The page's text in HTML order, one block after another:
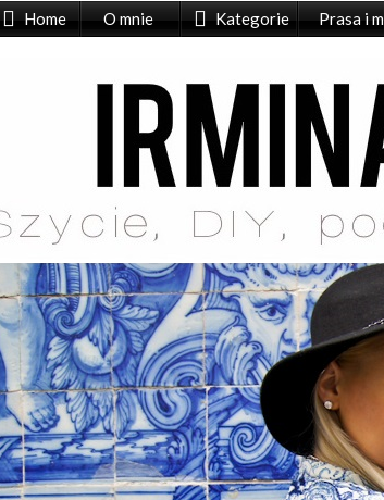
Home O mnie Kategorie Prasa i